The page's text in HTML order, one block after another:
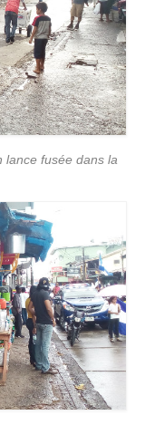
lance fusée dans la